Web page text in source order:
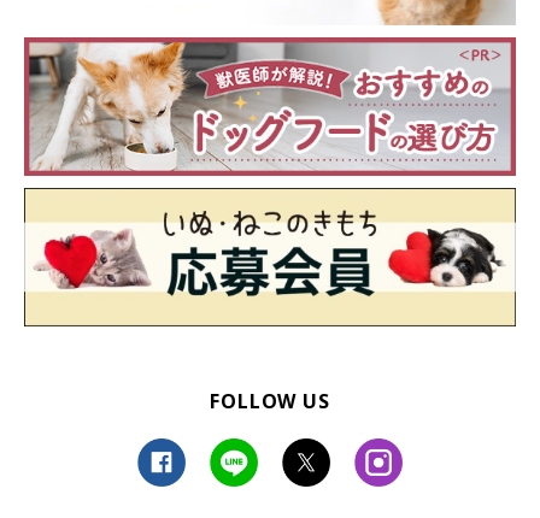
愛犬が今の散歩量で満足しているかチェック
散歩中の様子と、ふだんの様子の両方からチェック。以下の項目
のチェック数が多いほど愛犬の散歩満足度は高し！ ※性格やし
つけ状況にもよりますので、あくあで目安として下さい。
□散歩から帰宅後、家に入るのを嫌がらない
□散歩から帰宅後は、落ち着いて過ごせる
FOLLOW US